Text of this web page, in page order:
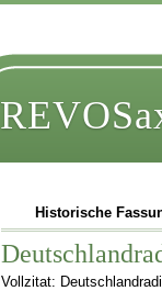
Historische
Vollzitat: